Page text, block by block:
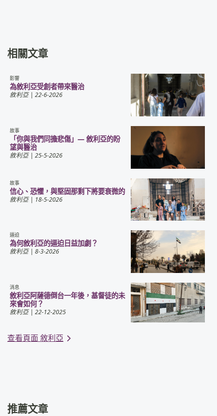
相關文章
影響
為敘利亞受創者帶來醫治
敘利亞| 22-6-2026
故事
「你與我們同擔悲傷」— 敘利亞的盼
望與醫治
敘利亞| 25-5-2026
故事
信心、恐懼，與堅固那剩下將要衰微的
敘利亞| 18-5-2026
逼迫
為何敘利亞的逼迫日益加劇？
敘利亞| 8-3-2026
消息
敘利亞阿薩德倒台一年後，基督徒的未
來會如何？
敘利亞| 22-12-2025
查看頁面 敘利亞
推薦文章